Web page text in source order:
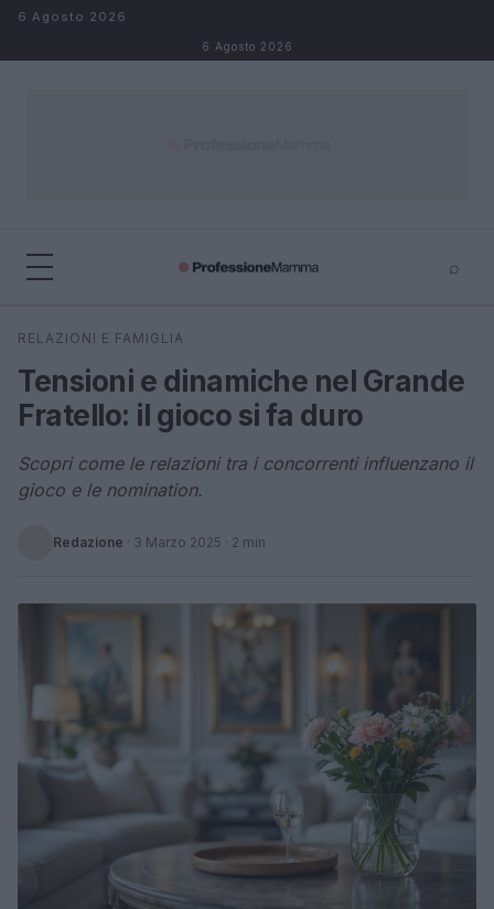
Salta al contenuto
6 Agosto 2026
6 Agosto 2026
⌕
Cerca
RELAZIONI E FAMIGLIA
Tensioni e dinamiche nel Grande
Fratello: il gioco si fa duro
Scopri come le relazioni tra i concorrenti influenzano il
gioco e le nomination.
Redazione · 3 Marzo 2025 · 2 min